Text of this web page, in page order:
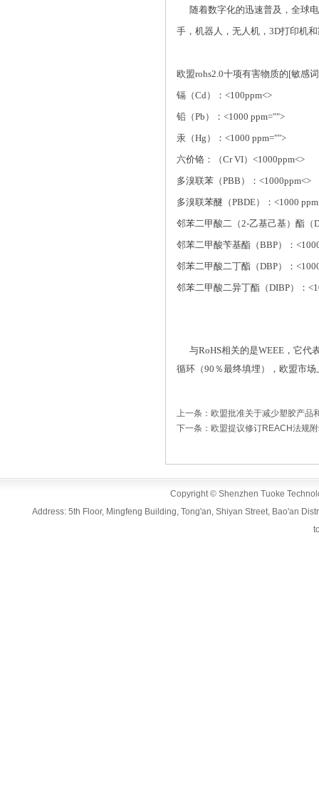
随着数字化的迅速普及，全球电
手，机器人，无人机，3D打印机
欧盟rohs2.0十项有害物质的[敏感
镉（Cd）：<100ppm<>
铅（Pb）：<1000 ppm="">
汞（Hg）：<1000 ppm="">
六价铬：（Cr VI）<1000ppm<>
多溴联苯（PBB）：<1000ppm<>
多溴联苯醚（PBDE）：<1000
邻苯二甲酸二（2-乙基己基）酯（
邻苯二甲酸苄基酯（BBP）：
邻苯二甲酸二丁酯（DBP）：
邻苯二甲酸二异丁酯（DIBP）：
与RoHS相关的是WEEE，它代
循环（90％最终填埋），欧盟市
上一条：欧盟批准关于减少塑胶产品
下一条：欧盟提议修订REACH法规
Copyright © Shenzhen Tuoke
Address: 5th Floor, Mingfeng Building, Tong'an, Shiyan Street, Bao'an